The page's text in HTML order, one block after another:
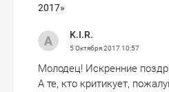
2017»
K.I.R.
5 Октября 201710:57
Молодец! Искренние
А те, кто критикует,